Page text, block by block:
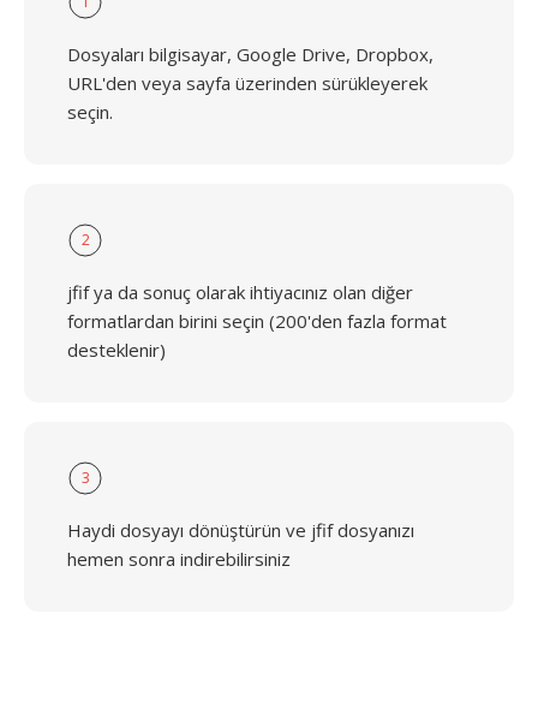
Dosyaları bilgisayar, Google Drive, Dropbox,
URL'den veya sayfa üzerinden sürükleyerek
seçin.
2
jfif ya da sonuç olarak ihtiyacınız olan diğer
formatlardan birini seçin (200'den fazla format
desteklenir)
3
Haydi dosyayı dönüştürün ve jfif dosyanızı
hemen sonra indirebilirsiniz